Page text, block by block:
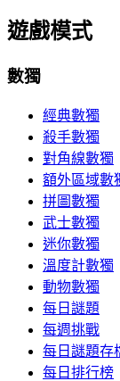
遊戲模式
數獨
經典數獨
殺手數獨
對角線數獨
額外區域數
拼圖數獨
武士數獨
迷你數獨
溫度計數獨
動物數獨
每日謎題
每週挑戰
每日謎題存
每日排行榜